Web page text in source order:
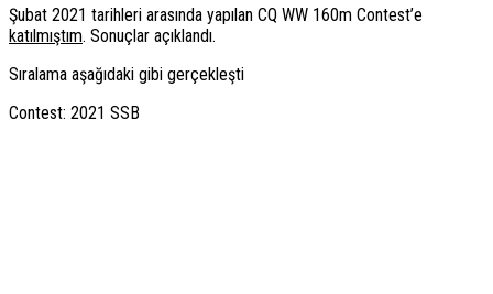
Şubat 2021 tarihleri arasında yapılan CQ WW 160m Contest’e
katılmıştım. Sonuçlar açıklandı.
Sıralama aşağıdaki gibi gerçekleşti
Contest: 2021 SSB